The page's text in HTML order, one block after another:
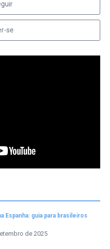
se
Espanha: guia para brasileiros
de 2025